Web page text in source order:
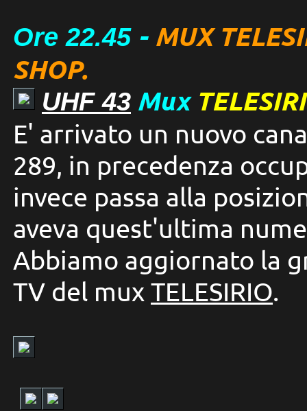
Ore22.45 - MUX
SHOP.
UHF 43 Mux
E' arrivato un nuovo
289, in precedenza
invece passa alla
aveva quest'ultima
Abbiamo aggiornato la
TV del mux TELESIRIO.